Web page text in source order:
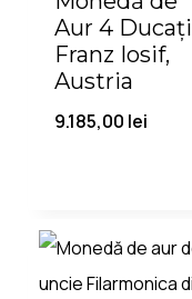
Aur 4 Ducați
Franz Iosif,
Austria
9.185,00 lei